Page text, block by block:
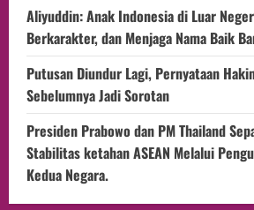
Aliyuddin: Anak Indonesia di Luar
Berkarakter, dan Menjaga Nama Baik
Putusan Diundur Lagi, Pernyataan
Sebelumnya Jadi Sorotan
Presiden Prabowo dan PM Thailand
Stabilitas ketahan ASEAN Melalui
Kedua Negara.